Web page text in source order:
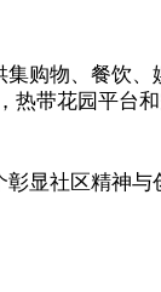
购物、餐饮
带花园平台
显社区精神